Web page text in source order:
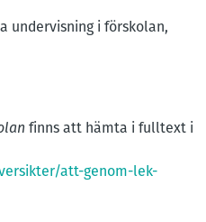
undervisning i förskolan,
finns att hämta i fulltext i
att-genom-lek-